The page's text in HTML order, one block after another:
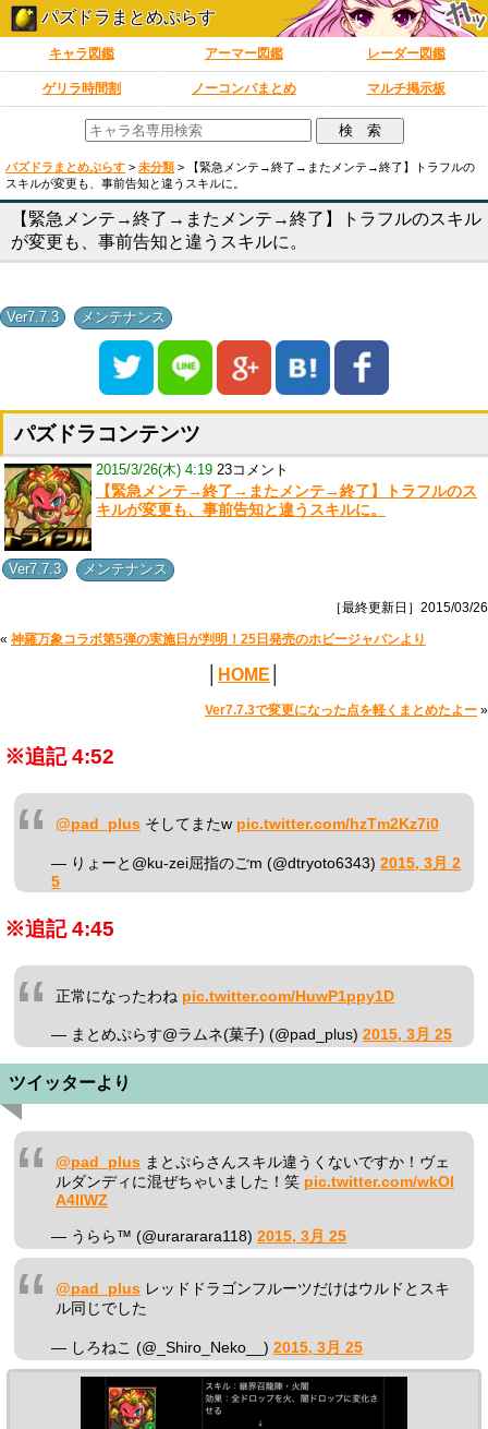
パズドラまとめぷらす
キャラ図鑑 アーマー図鑑 レーダー図鑑
ゲリラ時間割 ノーコンパまとめ マルチ掲示板
パズドラまとめぷらす > 未分類 >
【緊急メンテ→終了→またメンテ→終了】トラフルの
スキルが変更も、事前告知と違うスキルに。
【緊急メンテ→終了→またメンテ→終了】トラフルのスキル
が変更も、事前告知と違うスキルに。
Ver7.7.3 メンテナンス
パズドラコンテンツ
2015/3/26(木) 4:19 23コメント
【緊急メンテ→終了→またメンテ→終了】トラフルのス
キルが変更も、事前告知と違うスキルに。
Ver7.7.3 メンテナンス
［最終更新日］2015/03/26
« 神羅万象コラボ第5弾の実施日が判明！25日発売のホビージャパンより
HOME
Ver7.7.3で変更になった点を軽くまとめたよー »
※追記 4:52
@pad_plus そしてまたw pic.twitter.com/hzTm2Kz7i0
— りょーと@ku-zei屈指のごm (@dtryoto6343)2015, 3月 2
5
※追記 4:45
正常になったわね pic.twitter.com/HuwP1ppy1D
— まとめぷらす@ラムネ(菓子) (@pad_plus)2015, 3月 25
ツイッターより
@pad_plus まとぷらさんスキル違うくないですか！ヴェ
ルダンディに混ぜちゃいました！笑 pic.twitter.com/wkOl
A4IIWZ
— うらら™ (@urararara118)2015, 3月 25
@pad_plus レッドドラゴンフルーツだけはウルドとスキ
ル同じでした
— しろねこ (@_Shiro_Neko__)2015, 3月 25